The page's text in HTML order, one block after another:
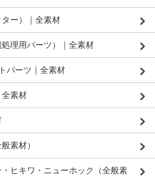
ー）｜全素材
理用パーツ）｜全素材
パーツ｜全素材
素材
素材）
ヒキワ・ニューホック（全般素